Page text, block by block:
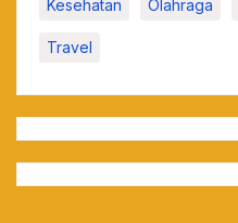
Kesehatan Olahraga
Travel